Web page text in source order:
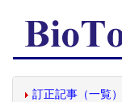
訂正記事（一覧）